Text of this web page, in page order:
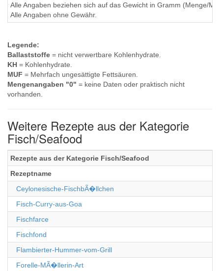
Alle Angaben beziehen sich auf das Gewicht in Gramm (Menge/
Alle Angaben ohne Gewähr.
Legende:
Ballaststoffe = nicht verwertbare Kohlenhydrate.
KH = Kohlenhydrate.
MUF = Mehrfach ungesättigte Fettsäuren.
Mengenangaben "0" = keine Daten oder praktisch nicht
vorhanden.
Weitere Rezepte aus der Kategorie
Fisch/Seafood
Rezepte aus der Kategorie Fisch/Seafood
Rezeptname
Ceylonesische-FischbÃ�llchen
Fisch-Curry-aus-Goa
Fischfarce
Fischfond
Flambierter-Hummer-vom-Grill
Forelle-MÃ�llerin-Art